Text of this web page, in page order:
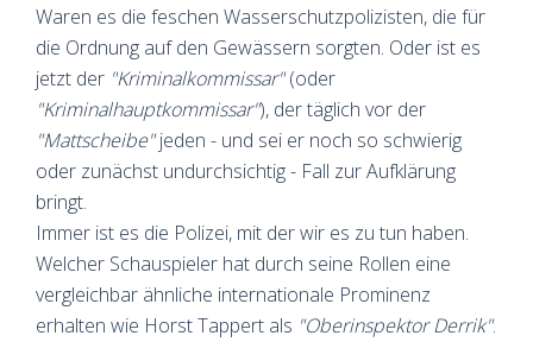
Waren es die feschen Wasserschutzpolizisten, die für
die Ordnung auf den Gewässern sorgten. Oder ist es
jetzt der "Kriminalkommissar"(oder
"Kriminalhauptkommissar"), der täglich vor der
"Mattscheibe"jeden - und sei er noch so schwierig
oder zunächst undurchsichtig - Fall zur Aufklärung
bringt.
Immer ist es die Polizei, mit der wir es zu tun haben.
Welcher Schauspieler hat durch seine Rollen eine
vergleichbar ähnliche internationale Prominenz
erhalten wie Horst Tappert als "Oberinspektor Derrik".